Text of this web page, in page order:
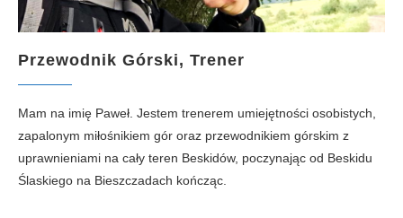
Przewodnik Górski, Trener
Mam na imię Paweł. Jestem trenerem umiejętności osobistych,
zapalonym miłośnikiem gór oraz przewodnikiem górskim z
uprawnieniami na cały teren Beskidów, poczynając od Beskidu
Ślaskiego na Bieszczadach kończąc.